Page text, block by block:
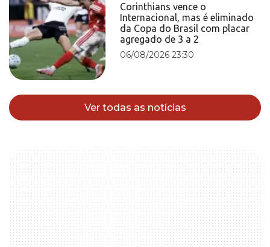
Corinthians vence o
Internacional, mas é eliminado
da Copa do Brasil com placar
agregado de 3 a 2
06/08/2026 23:30
Ver todas as notícias